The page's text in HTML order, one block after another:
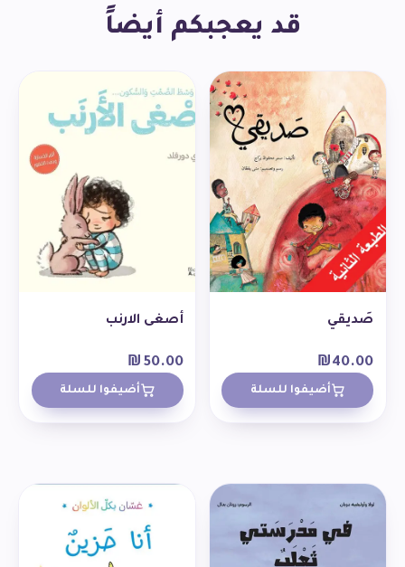
قد يعجبكم أيضاً
صَديقي
₪40.00
أضيفوا للسلة
أصغى الارنب
₪ 50.00
أضيفوا للسلة